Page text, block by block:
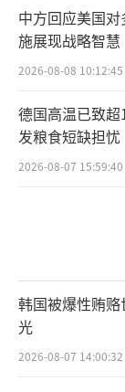
中方回应美国
施展现战略智慧
2026-08-08 10:12:45
德国高温已致
发粮食短缺担忧
2026-08-07 15:59:40
韩国被爆性贿
光
2026-08-07 14:00:32